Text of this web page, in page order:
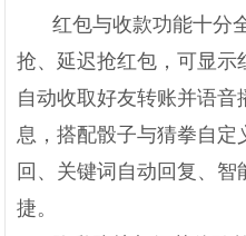
红包与收款功能十分
抢、延迟抢红包，可显
自动收取好友转账并语
息，搭配骰子与猜拳自
回、关键词自动回复、
捷。